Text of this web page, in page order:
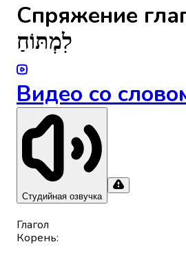
Спряжениe
לִמְתּוֹחַ
Видео со
Студийная озвучка
Глагол
Корень: